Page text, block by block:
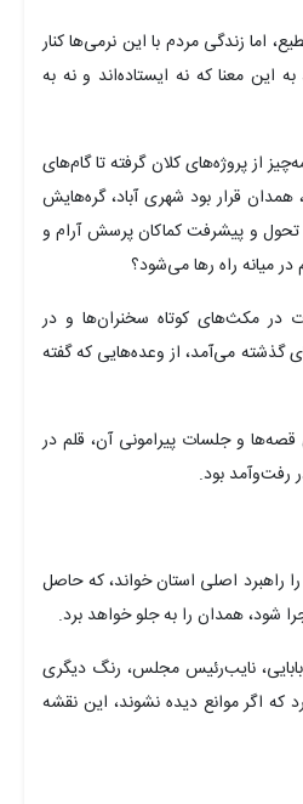
اما زندگی مردم با این نرمی‌ها کنار
این معنا که نه ایستاده‌اند و نه به
از پروژه‌های کلان گرفته تا گام‌های
قرار بود شهری آباد، گره‌هایش
تحول و پیشرفت کماکان پرسش آرام و
میانه راه رها می‌شود؟
در مکث‌های کوتاه سخنران‌ها و در
گذشته می‌آمد، از وعده‌هایی که گفته
و جلسات پیرامونی آن، قلم در
رفت‌وآمد بود.
راهبرد اصلی استان خواند، که حاصل
شود، همدان را به جلو خواهد برد.
نایب‌رئیس مجلس، رنگ دیگری
اگر موانع دیده نشوند، این نقشه